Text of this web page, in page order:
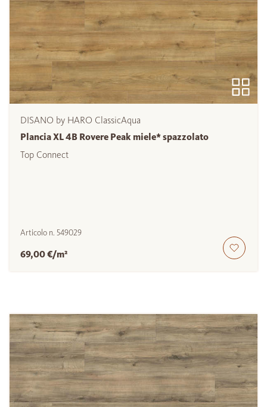
DISANO by HARO ClassicAqua
Plancia XL 4B Rovere Peak miele* spazzolato
Top Connect
Articolo n. 549029
69,00 €/m²